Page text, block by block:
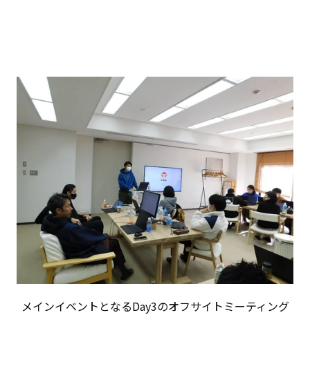
メインイベントとなるDay3のオフサイトミーティング